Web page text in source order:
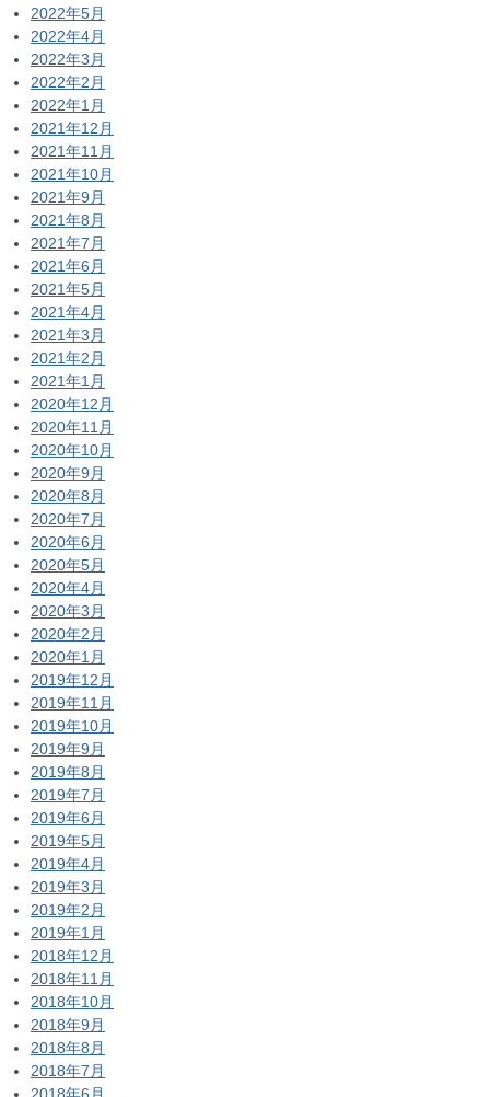
2022年5月
2022年4月
2022年3月
2022年2月
2022年1月
2021年12月
2021年11月
2021年10月
2021年9月
2021年8月
2021年7月
2021年6月
2021年5月
2021年4月
2021年3月
2021年2月
2021年1月
2020年12月
2020年11月
2020年10月
2020年9月
2020年8月
2020年7月
2020年6月
2020年5月
2020年4月
2020年3月
2020年2月
2020年1月
2019年12月
2019年11月
2019年10月
2019年9月
2019年8月
2019年7月
2019年6月
2019年5月
2019年4月
2019年3月
2019年2月
2019年1月
2018年12月
2018年11月
2018年10月
2018年9月
2018年8月
2018年7月